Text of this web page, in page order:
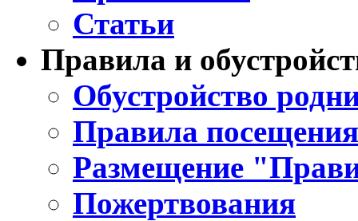
Статьи
Правила и
Обустройство
Правила
Размещение
Пожертвования